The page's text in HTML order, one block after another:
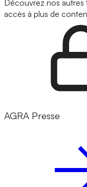
Découvrez nos
accès à plus de
AGRA Presse